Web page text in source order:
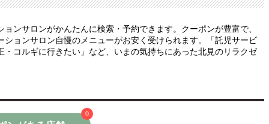
ンサロンがかんたんに検索・予約できます。クーポンが豊富で、
ョンサロン自慢のメニューがお安く受けられます。「託児サービ
コルギに行きたい」など、いまの気持ちにあった北見のリラクゼ
0